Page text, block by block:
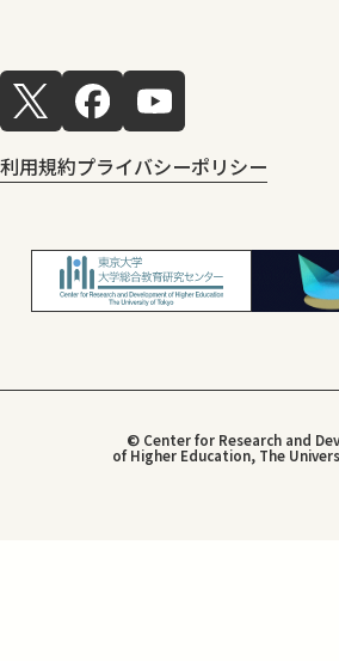
利用規約プライバシーポリシー
© Center for Research and
of Higher Education, The